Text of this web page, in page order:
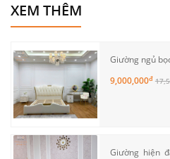
XEM THÊM
Giường ngủ
9,000,000đ
Giường hiện